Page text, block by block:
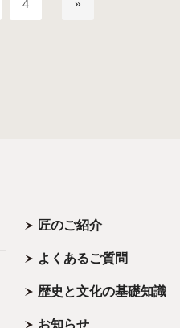
4 »
匠のご紹介
よくあるご質問
歴史と文化の基礎知識
お知らせ